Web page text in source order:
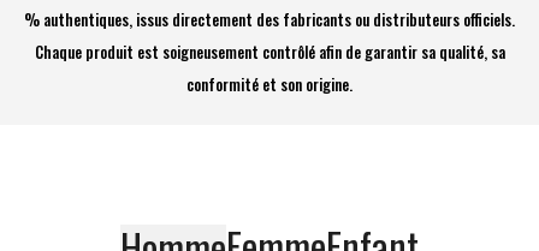
% authentiques, issus directement des fabricants ou distributeurs officiels.
Chaque produit est soigneusement contrôlé afin de garantir sa qualité, sa
conformité et son origine.